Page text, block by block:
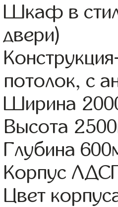
Шкаф в
двери)
потолок, с
Ширина
Высота
Глубина
Корпус
Цвет